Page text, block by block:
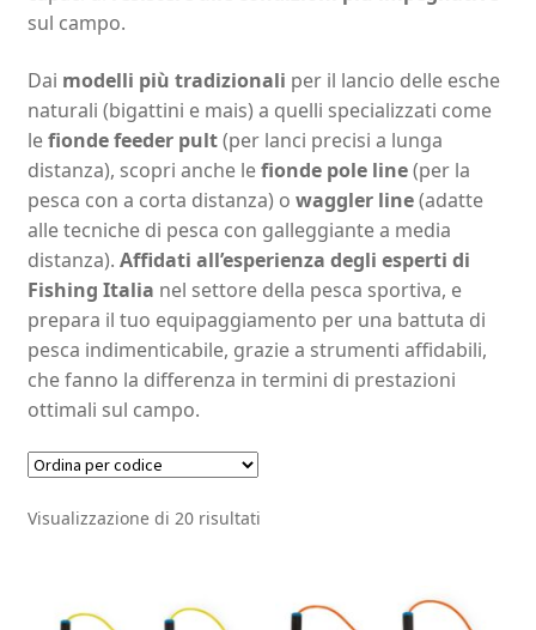
sul campo.
Dai modelli più tradizionali per il lancio delle esche
naturali (bigattini e mais) a quelli specializzati come
lefionde feeder pult(per lanci precisi a lunga
distanza), scopri anche lefionde pole line(per la
pesca con a corta distanza) o waggler line(adatte
alle tecniche di pesca con galleggiante a media
distanza). Affidati all’esperienza degli esperti di
Fishing Italia nel settore della pesca sportiva, e
prepara il tuo equipaggiamento per una battuta di
pesca indimenticabile, grazie a strumenti affidabili,
che fanno la differenza in termini di prestazioni
ottimali sul campo.
Visualizzazione di 20 risultati